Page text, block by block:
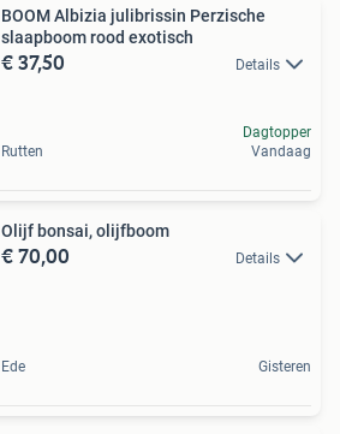
BOOM Albizia julibrissin Perzische
slaapboom rood exotisch
€ 37,50 Details
Rutten
Dagtopper
Vandaag
Olijf bonsai, olijfboom
€ 70,00 Details
Ede Gisteren